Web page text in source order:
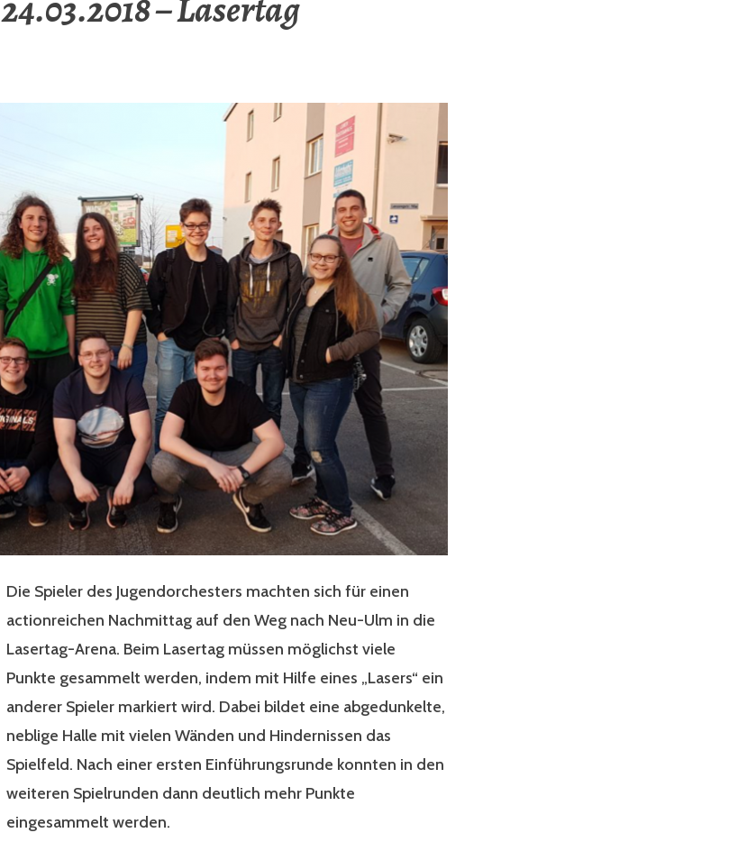
Die Spieler des Jugendorchesters machten sich für einen
actionreichen Nachmittag auf den Weg nach Neu-Ulm in die
Lasertag-Arena. Beim Lasertag müssen möglichst viele
Punkte gesammelt werden, indem mit Hilfe eines „Lasers“ ein
anderer Spieler markiert wird. Dabei bildet eine abgedunkelte,
neblige Halle mit vielen Wänden und Hindernissen das
Spielfeld. Nach einer ersten Einführungsrunde konnten in den
weiteren Spielrunden dann deutlich mehr Punkte
eingesammelt werden.